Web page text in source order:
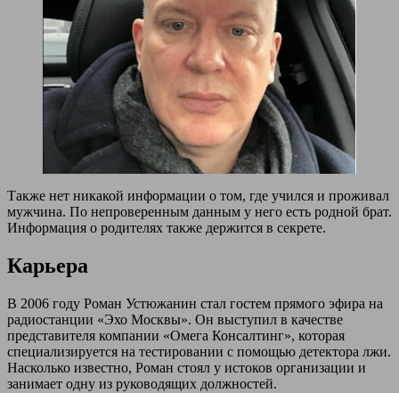
Также нет никакой информации о том, где учился и проживал
мужчина. По непроверенным данным у него есть родной брат.
Информация о родителях также держится в секрете.
Карьера
В 2006 году Роман Устюжанин стал гостем прямого эфира на
радиостанции «Эхо Москвы». Он выступил в качестве
представителя компании «Омега Консалтинг», которая
специализируется на тестировании с помощью детектора лжи.
Насколько известно, Роман стоял у истоков организации и
занимает одну из руководящих должностей.